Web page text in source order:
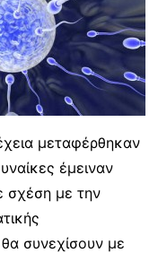
μεταφέρθηκαν
έμειναν
σχέση με την
συνεχίσουν με